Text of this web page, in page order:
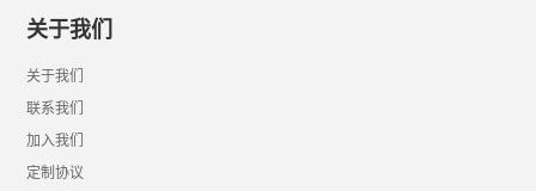
关于我们
关于我们
联系我们
加入我们
定制协议